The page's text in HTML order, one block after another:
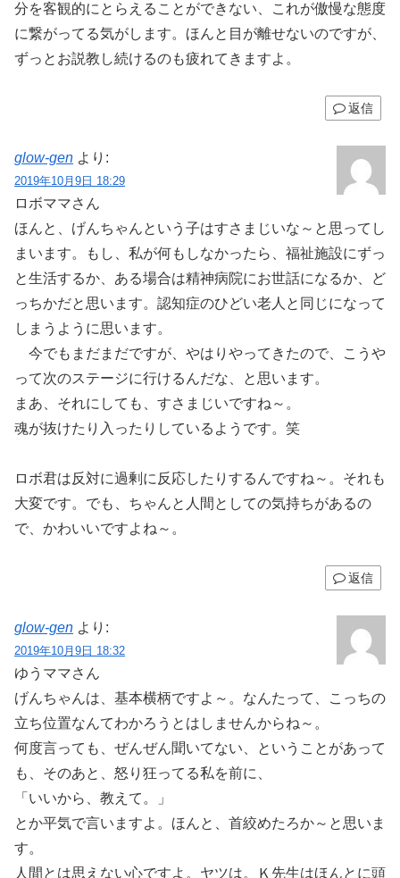
分を客観的にとらえることができない、これが傲慢な態度
に繋がってる気がします。ほんと目が離せないのですが、
ずっとお説教し続けるのも疲れてきますよ。
返信
glow-gen より:
2019年10月9日 18:29
ロボママさん
ほんと、げんちゃんという子はすさまじいな～と思ってし
まいます。もし、私が何もしなかったら、福祉施設にずっ
と生活するか、ある場合は精神病院にお世話になるか、ど
っちかだと思います。認知症のひどい老人と同じになって
しまうように思います。
今でもまだまだですが、やはりやってきたので、こうや
って次のステージに行けるんだな、と思います。
まあ、それにしても、すさまじいですね～。
魂が抜けたり入ったりしているようです。笑
ロボ君は反対に過剰に反応したりするんですね～。それも
大変です。でも、ちゃんと人間としての気持ちがあるの
で、かわいいですよね～。
返信
glow-gen より:
2019年10月9日 18:32
ゆうママさん
げんちゃんは、基本横柄ですよ～。なんたって、こっちの
立ち位置なんてわかろうとはしませんからね～。
何度言っても、ぜんぜん聞いてない、ということがあって
も、そのあと、怒り狂ってる私を前に、
「いいから、教えて。」
とか平気で言いますよ。ほんと、首絞めたろか～と思いま
す。
人間とは思えない心ですよ。ヤツは。Ｋ先生はほんとに頭